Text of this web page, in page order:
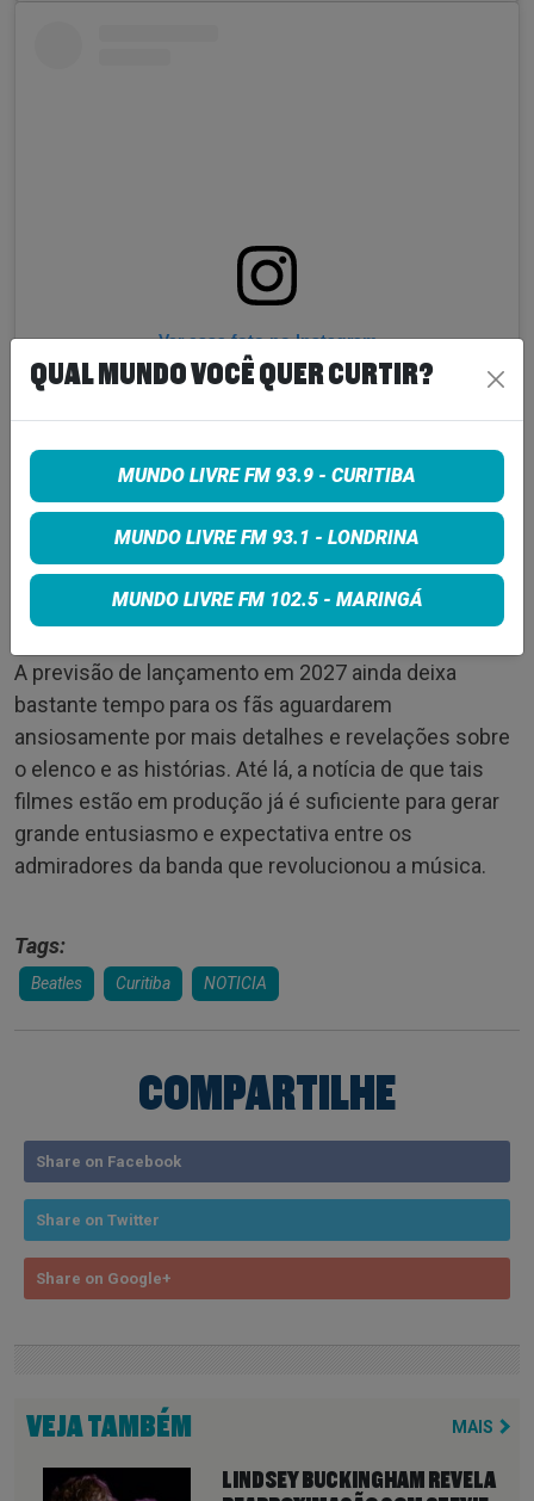
Ver essa foto no Instagram
A previsão de lançamento em 2027 ainda deixa
bastante tempo para os fãs aguardarem
ansiosamente por mais detalhes e revelações sobre
o elenco e as histórias. Até lá, a notícia de que tais
filmes estão em produção já é suficiente para gerar
grande entusiasmo e expectativa entre os
admiradores da banda que revolucionou a música.
Tags:
Beatles Curitiba NOTICIA
COMPARTILHE
Share on Facebook
Share on Twitter
Share on Google+
VEJA TAMBÉM MAIS
LINDSEY BUCKINGHAM REVELA
QUAL MUNDO VOCÊ QUER CURTIR?
MUNDO LIVRE FM 93.9 - CURITIBA
MUNDO LIVRE FM 93.1 - LONDRINA
MUNDO LIVRE FM 102.5 - MARINGÁ